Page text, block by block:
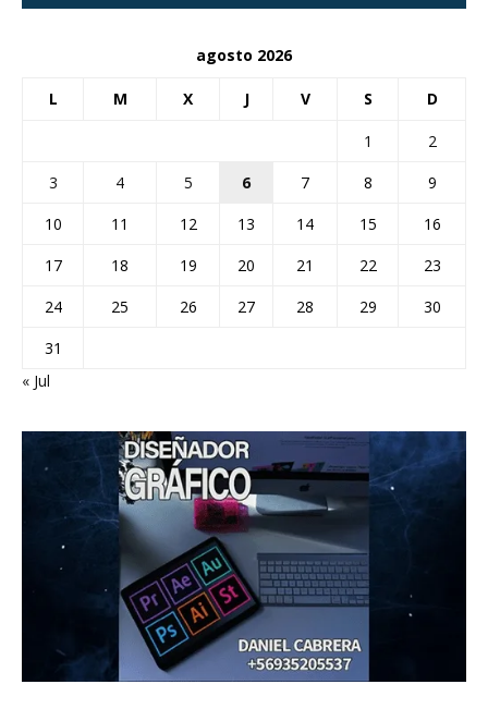
agosto 2026
L M X J V S D
1
2
3
4 5 6 7 8
9
10
11 12 13 14 15
16
17
18 19 20 21 22
23
24
25 26 27 28 29
30
31
« Jul